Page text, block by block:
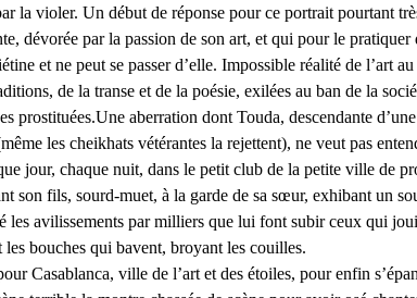
la violer. Un début de réponse pour ce portrait pourtant
dévorée par la passion de son art, et qui pour le
et ne peut se passer d’elle. Impossible réalité de l’art
de la transe et de la poésie, exilées au ban de la
prostituées.Une aberration dont Touda, descendante
les cheikhats vétérantes la rejettent), ne veut pas
jour, chaque nuit, dans le petit club de la petite ville de
son fils, sourd-muet, à la garde de sa sœur, exhibant un
avilissements par milliers que lui font subir ceux qui
les bouches qui bavent, broyant les couilles.
Casablanca, ville de l’art et des étoiles, pour enfin